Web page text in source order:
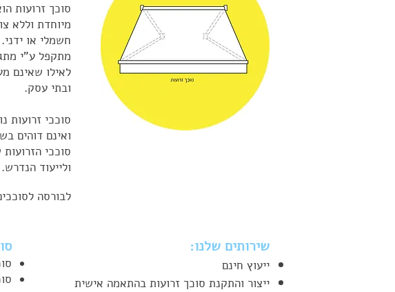
סוכך זרועות
מיוחדת וללא
חשמלי או
מתקפל ע"י
לאילו שאינם
ובתי עסק.
סוככי זרועות
ואינם דוהים
סוככי
ולייעוד הנדרש.
לבורסה
שירותים שלנו:
ייעוץ חינם
ייצור והתקנת סוכך זרועות בהתאמה אישית